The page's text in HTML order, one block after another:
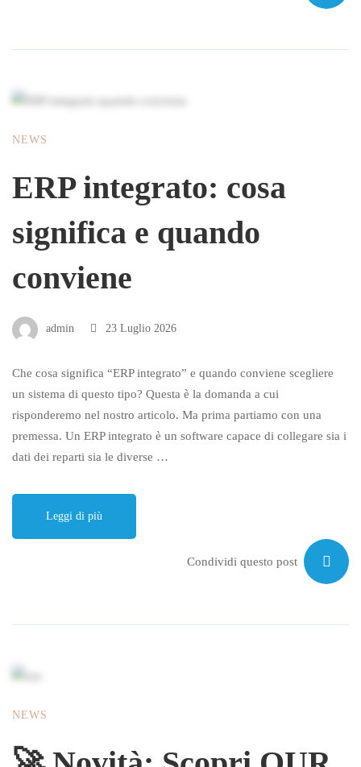
NEWS
ERP integrato: cosa
significa e quando
conviene
admin 23 Luglio 2026
Che cosa significa “ERP integrato” e quando conviene scegliere
un sistema di questo tipo? Questa è la domanda a cui
risponderemo nel nostro articolo. Ma prima partiamo con una
premessa. Un ERP integrato è un software capace di collegare sia i
dati dei reparti sia le diverse …
Leggi di più
Condividi questo post
NEWS